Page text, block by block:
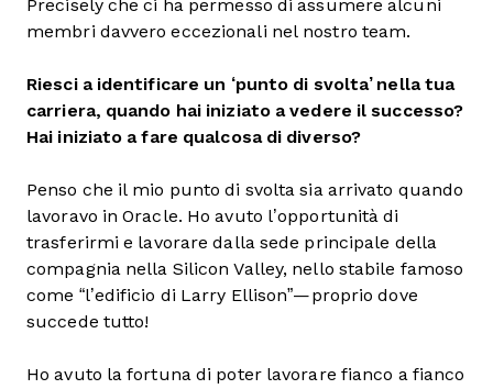
Precisely che ci ha permesso di assumere alcuni
membri davvero eccezionali nel nostro team.
Riesci a identificare un ‘punto di svolta’ nella tua
carriera, quando hai iniziato a vedere il successo?
Hai iniziato a fare qualcosa di diverso?
Penso che il mio punto di svolta sia arrivato quando
lavoravo in Oracle. Ho avuto l’opportunità di
trasferirmi e lavorare dalla sede principale della
compagnia nella Silicon Valley, nello stabile famoso
come “l’edificio di Larry Ellison”—proprio dove
succede tutto!
Ho avuto la fortuna di poter lavorare fianco a fianco